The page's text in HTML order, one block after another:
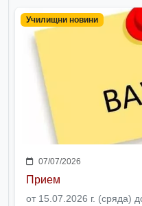
Училищни новини
07/07/2026
Прием
от 15.07.2026 г. (сряда)